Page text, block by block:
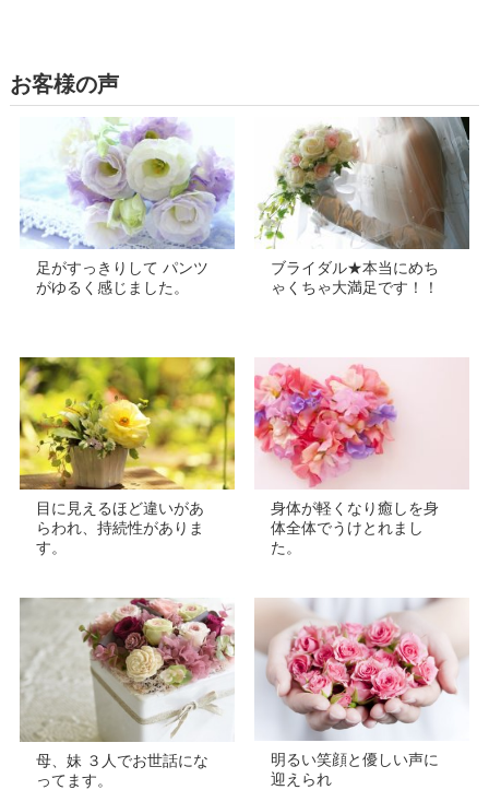
お客様の声
足がすっきりして パンツ
がゆるく感じました。
ブライダル★本当にめち
ゃくちゃ大満足です！！
目に見えるほど違いがあ
らわれ、持続性がありま
す。
身体が軽くなり癒しを身
体全体でうけとれまし
た。
母、妹 ３人でお世話にな
ってます。
明るい笑顔と優しい声に
迎えられ